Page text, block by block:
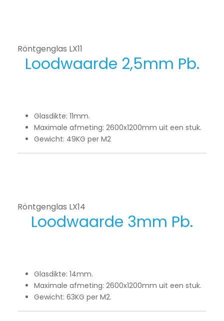
Röntgenglas LX11
Loodwaarde 2,5mm Pb.
Glasdikte: 11mm.
Maximale afmeting: 2600x1200mm uit een stuk.
Gewicht: 49KG per M2
Röntgenglas LX14
Loodwaarde 3mm Pb.
Glasdikte: 14mm.
Maximale afmeting: 2600x1200mm uit een stuk.
Gewicht: 63KG per M2.